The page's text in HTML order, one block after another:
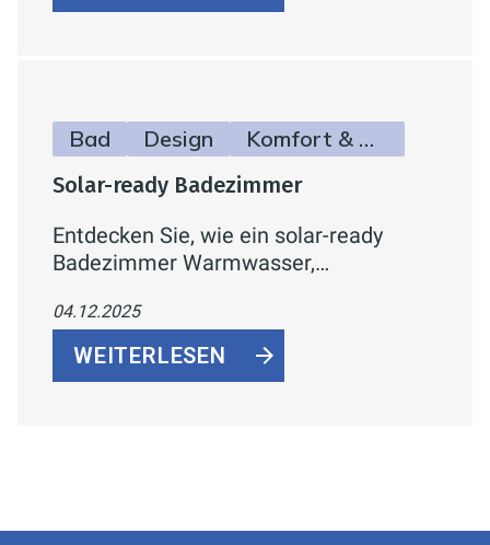
Bad Design Komfort & Hygiene
Solar-ready Badezimmer
Entdecken Sie, wie ein solar-ready
Badezimmer Warmwasser,
Handtuchheizkörper mit Strom aus der
Photovoltaikanlage verbindet – für
mehr Komfort und geringere
04.12.2025
WEITERLESEN